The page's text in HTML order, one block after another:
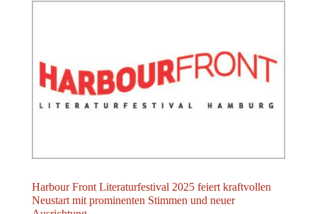
Harbour Front Literaturfestival 2025 feiert kraftvollen
Neustart mit prominenten Stimmen und neuer